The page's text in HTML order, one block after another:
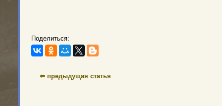
Поделиться:
⇐ предыдущая статья